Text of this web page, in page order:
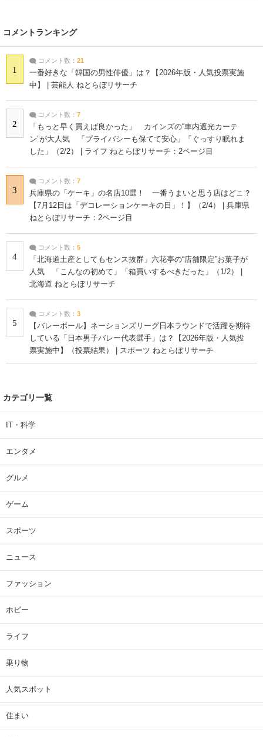
コメントランキング
1
コメント数： 21
一番好きな「韓国の男性俳優」は？【2026年版・人気投票実施
中】 | 芸能人 ねとらぼリサーチ
2
コメント数： 7
「もっと早く買えば良かった」 カインズの“車内遮光カーテ
ン”が大人気 「プライバシーも保てて安心」「ぐっすり眠れま
した」（2/2） | ライフ ねとらぼリサーチ：2ページ目
3
コメント数： 7
兵庫県の「ケーキ」の名店10選！ 一番うまいと思う店はどこ？
【7月12日は「デコレーションケーキの日」！】（2/4） | 兵庫県
ねとらぼリサーチ：2ページ目
4
コメント数： 5
「北海道土産としてもセンス抜群」六花亭の“店舗限定”お菓子が
人気 「こんなの初めて」「箱買いするべきだった」（1/2） |
北海道 ねとらぼリサーチ
5
コメント数： 3
【バレーボール】ネーションズリーグ日本ラウンドで活躍を期待
している「日本男子バレー代表選手」は？【2026年版・人気投
票実施中】（投票結果） | スポーツ ねとらぼリサーチ
カテゴリ一覧
IT・科学
エンタメ
グルメ
ゲーム
スポーツ
ニュース
ファッション
ホビー
ライフ
乗り物
人気スポット
住まい